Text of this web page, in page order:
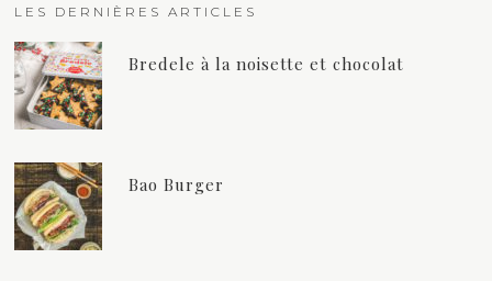
LES DERNIÈRES ARTICLES
Bredele à la noisette et chocolat
Bao Burger